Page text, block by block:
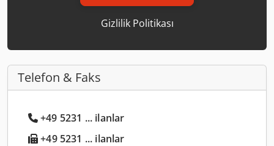
Gizlilik Politikası
Telefon & Faks
+49 5231 ... ilanlar
+49 5231 ... ilanlar